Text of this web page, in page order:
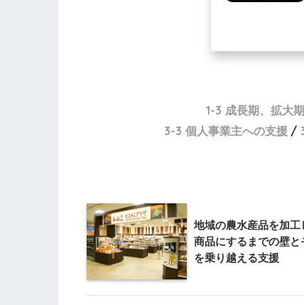
1-3 成長期、拡大
3-3 個人事業主への支援
地域の農水産品を加工
商品にするまでの壁と
を乗り越える支援